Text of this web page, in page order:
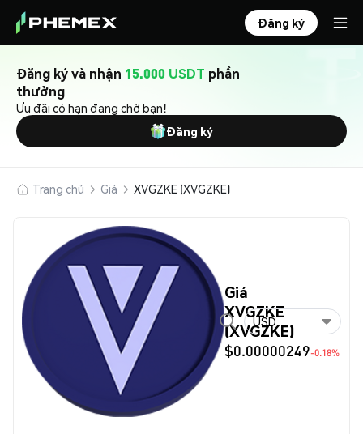
Đăng ký
Đăng ký và nhận 15.000 USDT phần
thưởng
Ưu đãi có hạn đang chờ bạn!
Đăng ký
Trang chủ Giá XVGZKE (XVGZKE)
Giá
XVGZKE
(XVGZKE)
$0.00000249-0.18%
USD